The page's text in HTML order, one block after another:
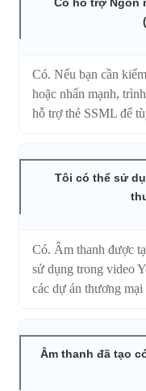
Có. Nếu bạn cần
hoặc nhấn mạnh,
hỗ trợ thẻ SSML để
Tôi có thể sử
Có. Âm thanh được
sử dụng trong video
các dự án thương
Âm thanh đã tạo